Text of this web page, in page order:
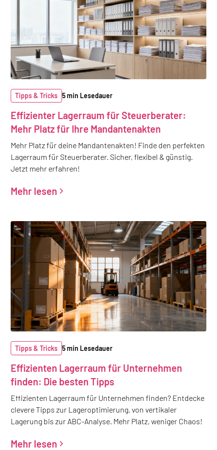
Tipps & Tricks 5 min Lesedauer
Effizienter Lagerraum für Steuerberater:
Mehr Platz für Ihre Mandantenakten
Mehr Platz für deine Mandantenakten! Finde den perfekten
Lagerraum für Steuerberater. Sicher, flexibel & günstig.
Jetzt mehr erfahren!
Mehr lesen
Tipps & Tricks 5 min Lesedauer
Effizienten Lagerraum für Unternehmen
finden: Die besten Tipps
Effizienten Lagerraum für Unternehmen finden? Entdecke
clevere Tipps zur Lageroptimierung, von vertikaler
Lagerung bis zur ABC-Analyse. Mehr Platz, weniger Chaos!
Mehr lesen